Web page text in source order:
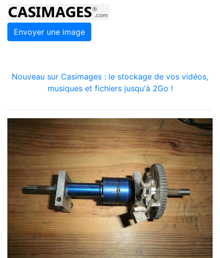
Envoyer une image
Nouveau sur Casimages : le stockage de vos vidéos,
musiques et fichiers jusqu'à 2Go !